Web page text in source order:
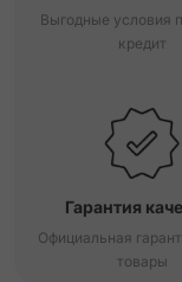
Orange Field
Orange Single
Orange Single
Rouge Grenat/
Strap
Выгодные условия
кредит
Гарантия
Официальная
товары